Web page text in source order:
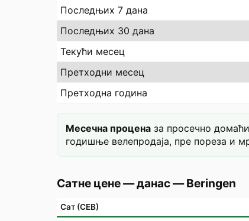
Последњих 7 дана
Последњих 30 дана
Текући месец
Претходни месец
Претходна година
Месечна процена за просечно
годишње велепродаја, пре пореза и
Сатне цене — данас—Beringen
Сат (СЕВ)